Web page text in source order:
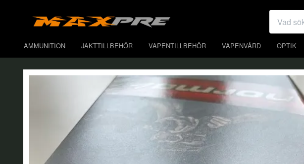
AMMUNITION JAKTTILLBEHÖR VAPENTILLBEHÖR VAPENVÅRD OPTIK